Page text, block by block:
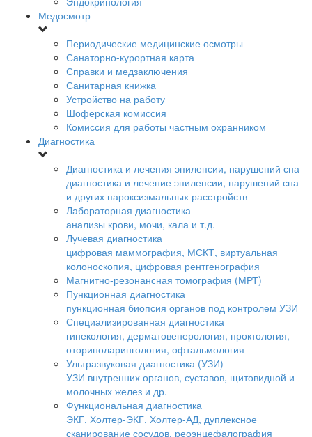
Медосмотр
Периодические медицинские осмотры
Санаторно-курортная карта
Справки и медзаключения
Санитарная книжка
Устройство на работу
Шоферская комиссия
Комиссия для работы частным охранником
Диагностика
Диагностика и лечения эпилепсии, нарушений сна
диагностика и лечение эпилепсии, нарушений сна
и других пароксизмальных расстройств
Лабораторная диагностика
анализы крови, мочи, кала и т.д.
Лучевая диагностика
цифровая маммография, МСКТ, виртуальная
колоноскопия, цифровая рентгенография
Магнитно-резонансная томография (МРТ)
Пункционная диагностика
пункционная биопсия органов под контролем УЗИ
Специализированная диагностика
гинекология, дерматовенерология, проктология,
оториноларингология, офтальмология
Ультразвуковая диагностика (УЗИ)
УЗИ внутренних органов, суставов, щитовидной и
молочных желез и др.
Функциональная диагностика
ЭКГ, Холтер-ЭКГ, Холтер-АД, дуплексное
сканирование сосудов, реоэнцефалография